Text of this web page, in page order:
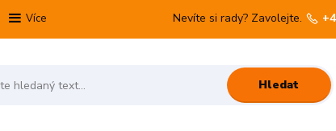
Více
Hledat
Nevíte si rady? Zavolejte.